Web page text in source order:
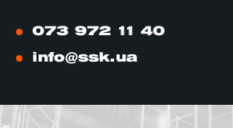
073 972 11 40
info@ssk.ua